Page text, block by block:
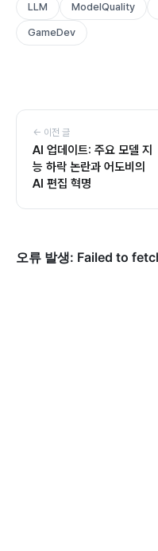
LLM ModelQuality
GameDev
← 이전 글
AI 업데이트: 주요 모델 지
능 하락 논란과 어도비의
AI 편집 혁명